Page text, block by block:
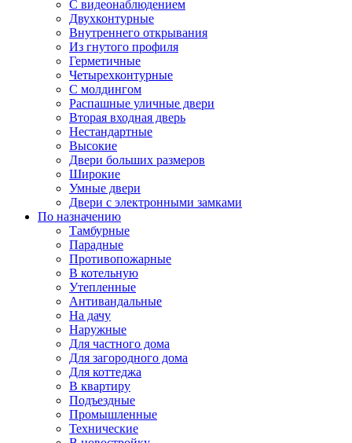
С видеонаблюдением
Двухконтурные
Внутреннего открывания
Из гнутого профиля
Герметичные
Четырехконтурные
С молдингом
Распашные уличные двери
Вторая входная дверь
Нестандартные
Высокие
Двери больших размеров
Широкие
Умные двери
Двери с электронными замками
По назначению
Тамбурные
Парадные
Противопожарные
В котельную
Утепленные
Антивандальные
На дачу
Наружные
Для частного дома
Для загородного дома
Для коттеджа
В квартиру
Подъездные
Промышленные
Технические